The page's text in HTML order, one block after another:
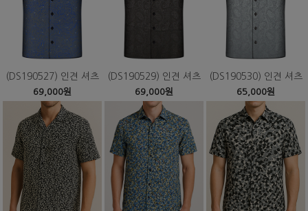
(DS190527) 인견 셔츠
69,000원
(DS190529) 인견 셔츠
69,000원
(DS190530) 인견 셔츠
65,000원